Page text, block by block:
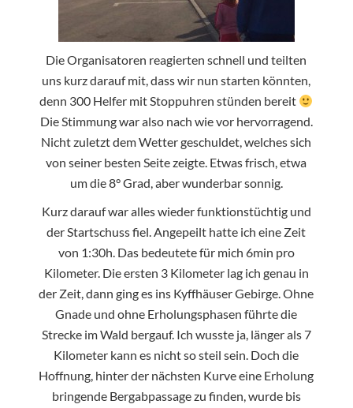
Die Organisatoren reagierten schnell und teilten
uns kurz darauf mit, dass wir nun starten könnten,
denn 300 Helfer mit Stoppuhren stünden bereit
Die Stimmung war also nach wie vor hervorragend.
Nicht zuletzt dem Wetter geschuldet, welches sich
von seiner besten Seite zeigte. Etwas frisch, etwa
um die 8° Grad, aber wunderbar sonnig.
Kurz darauf war alles wieder funktionstüchtig und
der Startschuss fiel. Angepeilt hatte ich eine Zeit
von 1:30h. Das bedeutete für mich 6min pro
Kilometer. Die ersten 3 Kilometer lag ich genau in
der Zeit, dann ging es ins Kyffhäuser Gebirge. Ohne
Gnade und ohne Erholungsphasen führte die
Strecke im Wald bergauf. Ich wusste ja, länger als 7
Kilometer kann es nicht so steil sein. Doch die
Hoffnung, hinter der nächsten Kurve eine Erholung
bringende Bergabpassage zu finden, wurde bis